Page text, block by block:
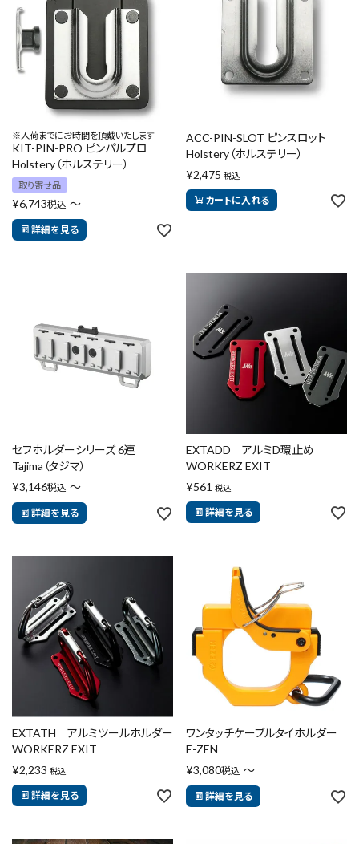
ガイドライン
※入荷までにお時間を頂戴いたします
KIT-PIN-PRO ピンパルプロ
Holstery（ホルステリー）
取り寄せ品
¥6,743税込 〜
詳細を見る
ACC-PIN-SLOT ピンスロット
Holstery（ホルステリー）
¥2,475 税込
カートに入れる
セフホルダーシリーズ 6連
Tajima（タジマ）
¥3,146税込 〜
詳細を見る
EXTADD アルミD環止め
WORKERZ EXIT
¥561 税込
詳細を見る
EXTATH アルミツールホルダー
WORKERZ EXIT
¥2,233 税込
詳細を見る
ワンタッチケーブルタイホルダー
E-ZEN
¥3,080税込 〜
詳細を見る